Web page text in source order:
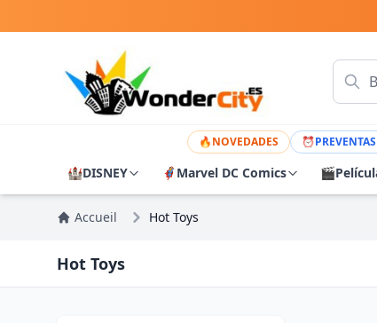
🔥NOVEDADES ⏰PREVENTAS
🏰DISNEY 🦸 Marvel DC Comics 🎬
Accueil Hot Toys
Hot Toys